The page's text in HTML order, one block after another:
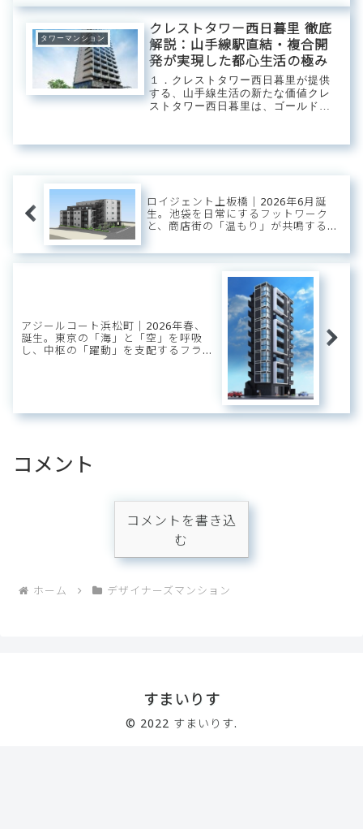
に位置し都心へのアクセス性も良好
なロケーション。六本木ヒルズや近
年注目...
タワーマンション
クレストタワー西日暮里 徹底
解説：山手線駅直結・複合開
発が実現した都心生活の極み
１．クレストタワー西日暮里が提供
する、山手線生活の新たな価値クレ
ストタワー西日暮里は、ゴールドク
線・東京メトロ千代田線「西日暮
ロイジェント上板橋｜2026年6月誕
生。池袋を日常にするフットワーク
と、商店街の「温もり」が共鳴する場
アジールコート浜松町｜2026年春、
誕生。東京の「海」と「空」を呼吸
し、中枢の「躍動」を支配するフラッ
コメント
コメントを書き込
む
ホーム デザイナーズマンション
すまいりす
© 2022 すまいりす.